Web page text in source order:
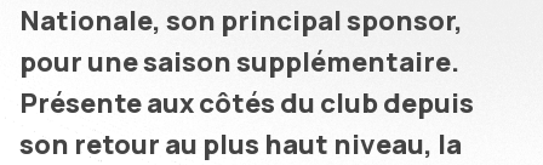
Nationale, son principal sponsor,
pour une saison supplémentaire.
Présente aux côtés du club depuis
son retour au plus haut niveau, la